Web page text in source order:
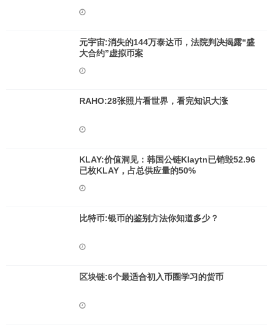
元宇宙:消失的144万泰达币，法院判决揭露“盛
大合约”虚拟币案
RAHO:28张照片看世界，看完知识大涨
KLAY:价值洞见：韩国公链Klaytn已销毁52.96
已枚KLAY，占总供应量的50%
比特币:银币的鉴别方法你知道多少？
区块链:6个最适合初入币圈学习的货币